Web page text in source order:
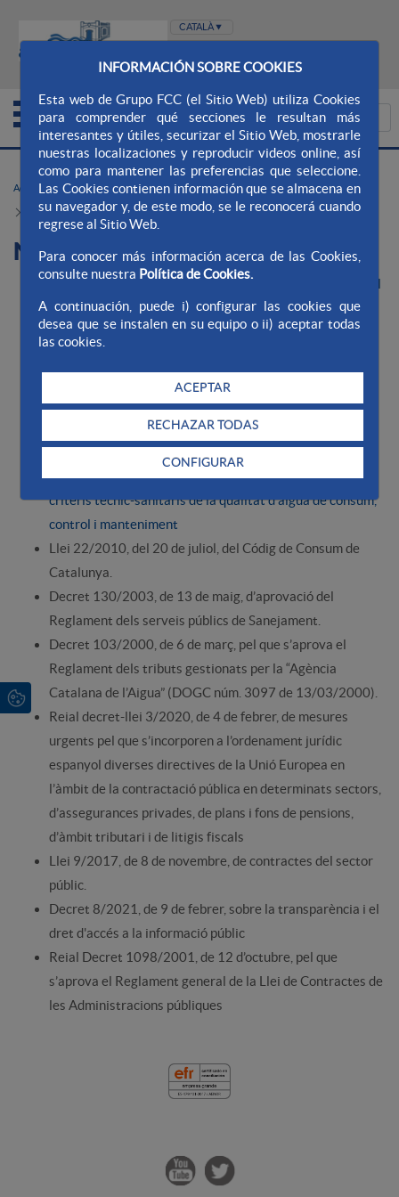
INFORMACIÓN SOBRE COOKIES
Esta web de Grupo FCC (el Sitio Web) utiliza Cookies
para comprender qué secciones le resultan más
interesantes y útiles, securizar el Sitio Web, mostrarle
nuestras localizaciones y reproducir videos online, así
como para mantener las preferencias que seleccione.
Las Cookies contienen información que se almacena en
su navegador y, de este modo, se le reconocerá cuando
regrese al Sitio Web.
Para conocer más información acerca de las Cookies,
consulte nuestra Política de Cookies.
A continuación, puede i) configurar las cookies que
desea que se instalen en su equipo o ii) aceptar todas
las cookies.
ACEPTAR
RECHAZAR TODAS
CONFIGURAR
WEB AQUALIA WEB AJUNTAMENT
Aqualia Ayto. El Vendrell (Tomoví) Transparència
Transparència
Normativa aplicable
Normativa aplicable
Reglament del Servei d’Abastament d’Aigua Potable en el
municipi del Vendrell, BOPT de 23/01/2013
Ordenança Fiscal Núm 9. Taxa de Clavegueram
Ordenança Fiscal Núm. 35. Reguladora de preus públic i
cànons o tarifes subjectes a règim d'autorització
administrativa.
RD 3/2023, del 10 de gener, en el què s'estableixen els
criteris tècnic-sanitaris de la qualitat d'aigua de consum,
control i manteniment
Llei 22/2010, del 20 de juliol, del Códig de Consum de
Catalunya.
Decret 130/2003, de 13 de maig, d’aprovació del
Reglament dels serveis públics de Sanejament.
Decret 103/2000, de 6 de març, pel que s’aprova el
Reglament dels tributs gestionats per la “Agència
Catalana de l’Aigua” (DOGC núm. 3097 de 13/03/2000).
Reial decret-llei 3/2020, de 4 de febrer, de mesures
urgents pel que s’incorporen a l’ordenament jurídic
espanyol diverses directives de la Unió Europea en
l’àmbit de la contractació pública en determinats sectors,
d’assegurances privades, de plans i fons de pensions,
d’àmbit tributari i de litigis fiscals
Llei 9/2017, de 8 de novembre, de contractes del sector
públic.
Decret 8/2021, de 9 de febrer, sobre la transparència i el
dret d'accés a la informació públic
Reial Decret 1098/2001, de 12 d’octubre, pel que
s’aprova el Reglament general de la Llei de Contractes de
les Administracions públiques